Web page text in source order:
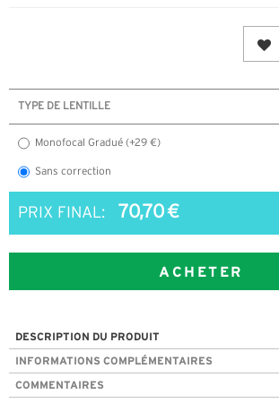
TYPE DE LENTILLE
Monofocal Gradué (+29 €)
Sans correction
PRIX FINAL: 70,70 €
ACHETER
DESCRIPTION DU PRODUIT
INFORMATIONS COMPLÉMENTAIRES
COMMENTAIRES